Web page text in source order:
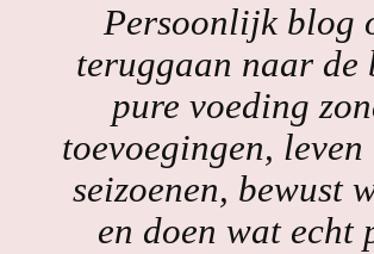
Persoonlijk blog
teruggaan naar de
pure voeding
toevoegingen, leven
seizoenen, bewust
en doen wat echt